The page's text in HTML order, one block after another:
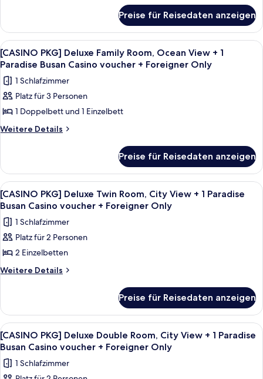
View
+
1
Paradise
Busan
Casino
voucher
Foreigner
PKG]
Deluxe
Family
Room,
View
+
Paradise
Busan
Casino
Foreigner
Only
Preise für Reisedaten anzeigen
Alle
Fotos
für
[CASINO
PKG]
Deluxe
Family
View
+
1
Paradise
Busan
Casino
voucher
Foreigner
Ein Spielerraum mit einem großen
6
[CASINO PKG] Deluxe Family Room, Ocean View + 1
Paradise Busan Casino voucher + Foreigner Only
1 Schlafzimmer
Platz für 3 Personen
1 Doppelbett und 1 Einzelbett
Weitere Details
Weitere
PKG]
Deluxe
Family
Room,
View
+
Paradise
Busan
Casino
Foreigner
Only
Preise für Reisedaten anzeigen
Alle
Fotos
für
[CASINO
PKG]
Deluxe
Twin
View
+
1
Paradise
Busan
Ein Spielerraum mit einem großen
7
[CASINO PKG] Deluxe Twin Room, City View + 1 Paradise
Busan Casino voucher + Foreigner Only
1 Schlafzimmer
Platz für 2 Personen
2 Einzelbetten
Weitere Details
Weitere
PKG]
Deluxe
Twin
Room,
View
+
Preise für Reisedaten anzeigen
Alle
Fotos
für
[CASINO
Ein Spielerraum mit einem großen
8
[CASINO PKG] Deluxe Double Room, City View + 1 Paradise
Busan Casino voucher + Foreigner Only
1 Schlafzimmer